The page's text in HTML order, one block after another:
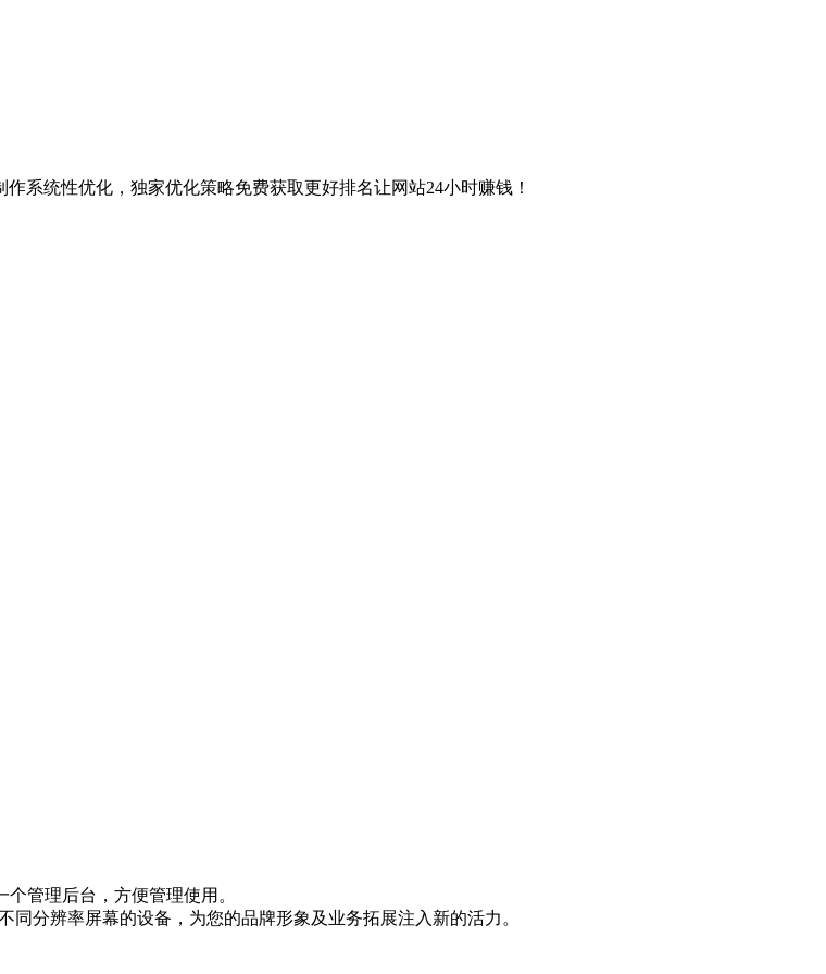
作系统性优化， 独家优化策略免费获取更好排名让网站24小时赚钱！
管理后台，方便管理使用。
分辨率屏幕的设备，为您的品牌形象及业务拓展注入新的活力。